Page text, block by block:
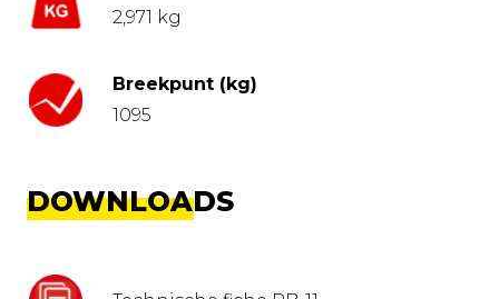
2,971 kg
Breekpunt (kg)
1095
DOWNLOADS